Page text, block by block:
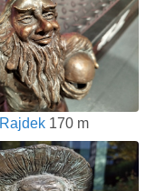
Rajdek170 m